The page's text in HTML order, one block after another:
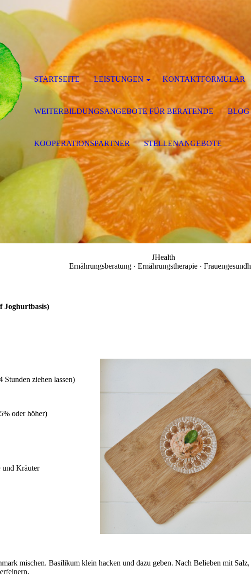
JHealth
Ernährungsberatung · Ernährungstherapie ·
Joghurtbasis)
Stunden ziehen lassen)
oder höher)
und Kräuter
mischen. Basilikum klein hacken und dazu geben. Nach Belieben mit
STARTSEITE LEISTUNGEN KONTAKTFORMULAR
WEITERBILDUNGSANGEBOTE FÜR BERATENDE BLOG
KOOPERATIONSPARTNER STELLENANGEBOTE